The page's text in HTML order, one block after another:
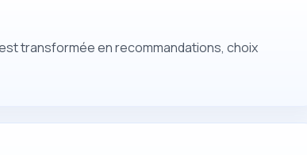
transformée en recommandations, choix